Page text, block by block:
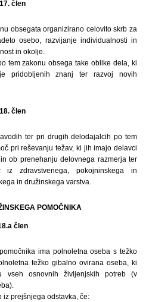
17. člen
obsegata organizirano celovito skrb za
osebo, razvijanje individualnosti in
in okolje.
tem zakonu obsega take oblike dela, ki
pridobljenih znanj ter razvoj novih
18. člen
ter pri drugih delodajalcih po tem
pri reševanju težav, ki jih imajo delavci
ob prenehanju delovnega razmerja ter
zdravstvenega, pokojninskega in
in družinskega varstva.
POMOČNIKA
člen
ima polnoletna oseba s težko
težko gibalno ovirana oseba, ki
vseh osnovnih življenjskih potreb (v
iz prejšnjega odstavka, če: